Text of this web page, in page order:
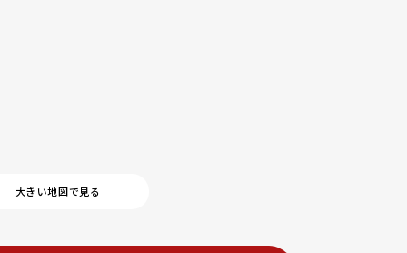
大きい地図で見る